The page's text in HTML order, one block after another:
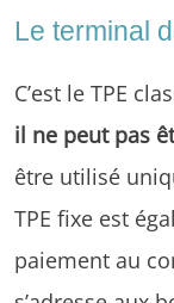
Le terminal
C’est le TPE
il ne peut pas
être utilisé
TPE fixe est
paiement au